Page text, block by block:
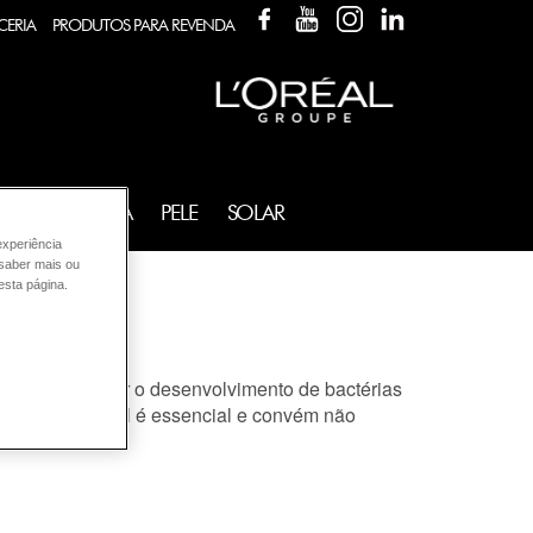
PRODUTOS PARA REVENDA
FACEBOOKYOUTUBEINSTAGRAM
FRAGRÂNCIA PELE SOLAR
para impedir o desenvolvimento de bactérias
Seu papel é essencial e convém não
mais ou
página.